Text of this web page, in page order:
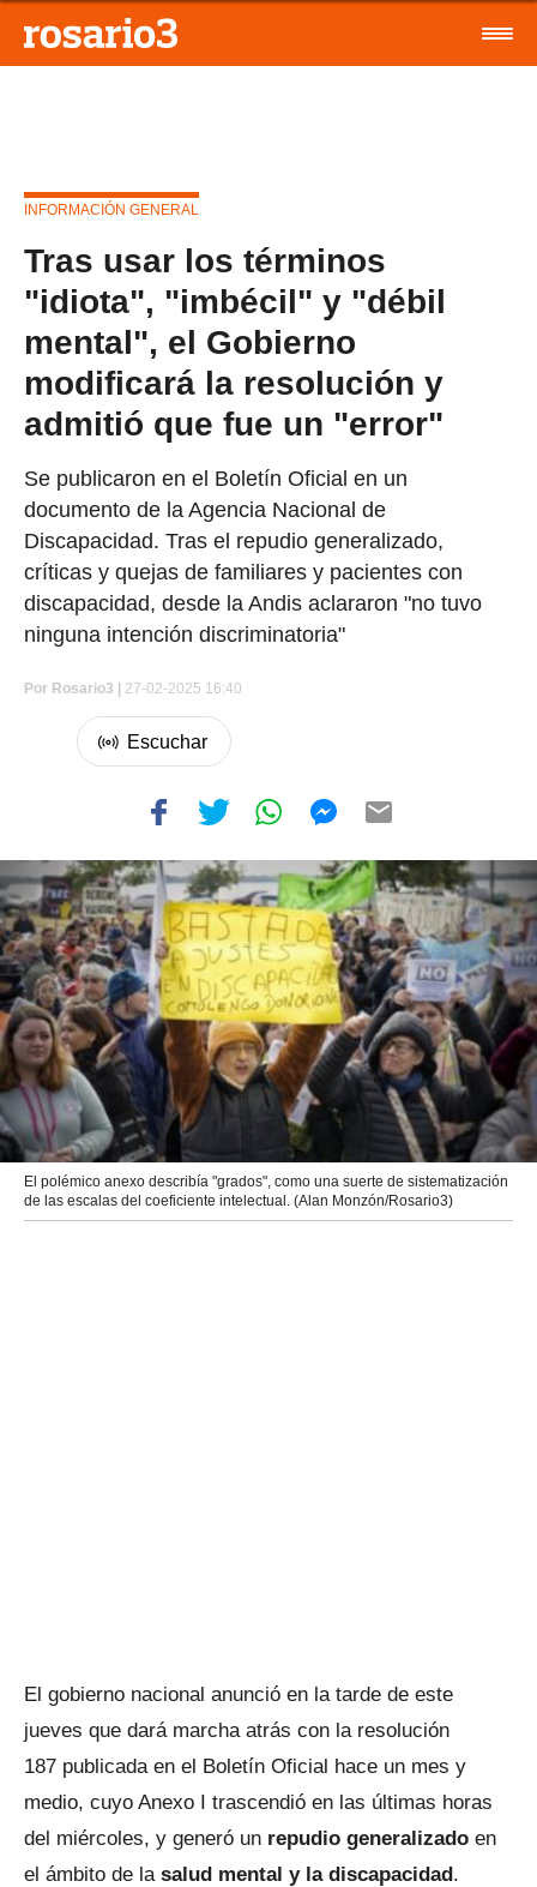
INFORMACIÓN GENERAL
Tras usar los términos
"idiota", "imbécil" y "débil
mental", el Gobierno
modificará la resolución y
admitió que fue un "error"
Se publicaron en el Boletín Oficial en un
documento de la Agencia Nacional de
Discapacidad. Tras el repudio generalizado,
críticas y quejas de familiares y pacientes con
discapacidad, desde la Andis aclararon "no tuvo
ninguna intención discriminatoria"
Por Rosario3 | 27-02-2025 16:40
El polémico anexo describía "grados", como una suerte de sistematización
de las escalas del coeficiente intelectual. (Alan Monzón/Rosario3)
El gobierno nacional anunció en la tarde de este
jueves que dará marcha atrás con la resolución
187 publicada en el Boletín Oficial hace un mes y
medio, cuyo Anexo I trascendió en las últimas horas
del miércoles, y generó un repudio generalizado en
el ámbito de la salud mental y la discapacidad.